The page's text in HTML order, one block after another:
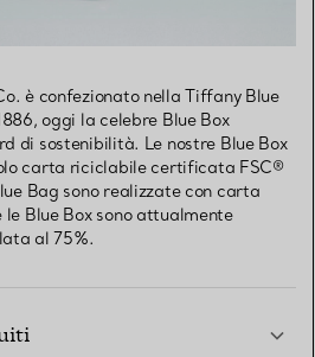
è confezionato nella Tiffany Blue
oggi la celebre Blue Box
di sostenibilità. Le nostre Blue Box
carta riciclabile certificata FSC®
Bag sono realizzate con carta
Blue Box sono attualmente
al 75%.